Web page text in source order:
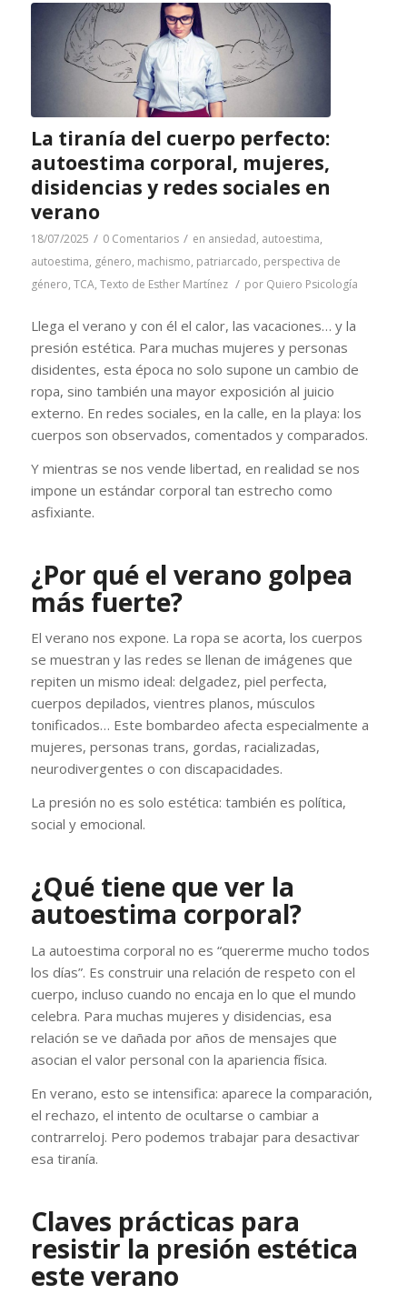
La tiranía del cuerpo perfecto:
autoestima corporal, mujeres,
disidencias y redes sociales en
verano
18/07/2025 / 0 Comentarios / en ansiedad, autoestima,
autoestima, género, machismo, patriarcado, perspectiva de
género, TCA, Texto de Esther Martínez / por Quiero Psicología
Llega el verano y con él el calor, las vacaciones… y la
presión estética. Para muchas mujeres y personas
disidentes, esta época no solo supone un cambio de
ropa, sino también una mayor exposición al juicio
externo. En redes sociales, en la calle, en la playa: los
cuerpos son observados, comentados y comparados.
Y mientras se nos vende libertad, en realidad se nos
impone un estándar corporal tan estrecho como
asfixiante.
¿Por qué el verano golpea
más fuerte?
El verano nos expone. La ropa se acorta, los cuerpos
se muestran y las redes se llenan de imágenes que
repiten un mismo ideal: delgadez, piel perfecta,
cuerpos depilados, vientres planos, músculos
tonificados… Este bombardeo afecta especialmente a
mujeres, personas trans, gordas, racializadas,
neurodivergentes o con discapacidades.
La presión no es solo estética: también es política,
social y emocional.
¿Qué tiene que ver la
autoestima corporal?
La autoestima corporal no es “quererme mucho todos
los días”. Es construir una relación de respeto con el
cuerpo, incluso cuando no encaja en lo que el mundo
celebra. Para muchas mujeres y disidencias, esa
relación se ve dañada por años de mensajes que
asocian el valor personal con la apariencia física.
En verano, esto se intensifica: aparece la comparación,
el rechazo, el intento de ocultarse o cambiar a
contrarreloj. Pero podemos trabajar para desactivar
esa tiranía.
Claves prácticas para
resistir la presión estética
este verano